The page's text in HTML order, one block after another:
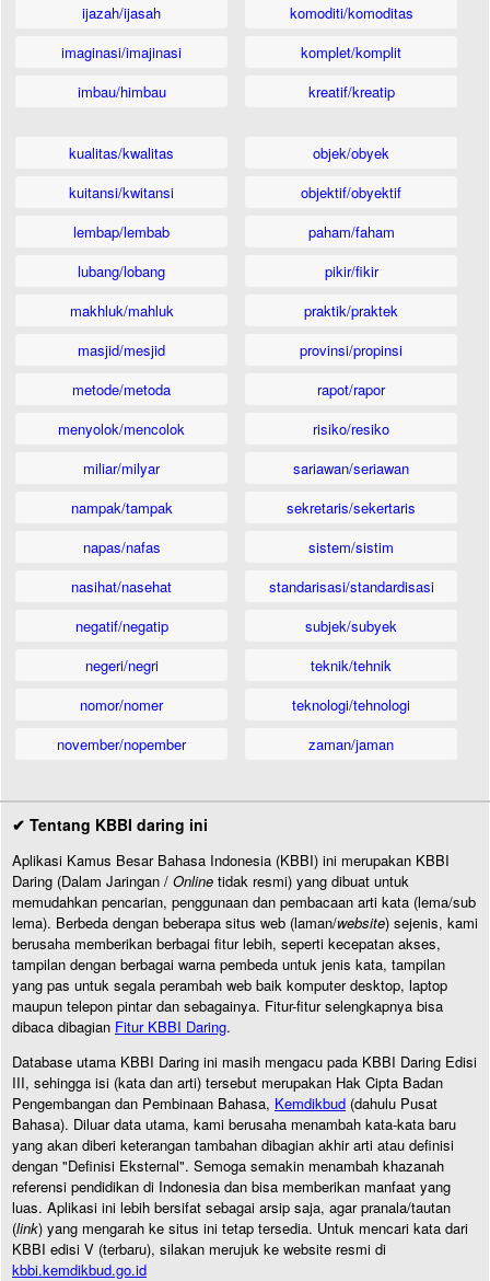
ijazah/ijasah
imaginasi/imajinasi
imbau/himbau
komoditi/komoditas
komplet/komplit
kreatif/kreatip
kualitas/kwalitas
kuitansi/kwitansi
lembap/lembab
lubang/lobang
makhluk/mahluk
masjid/mesjid
metode/metoda
menyolok/mencolok
miliar/milyar
nampak/tampak
napas/nafas
nasihat/nasehat
negatif/negatip
negeri/negri
nomor/nomer
november/nopember
objek/obyek
objektif/obyektif
paham/faham
pikir/fikir
praktik/praktek
provinsi/propinsi
rapot/rapor
risiko/resiko
sariawan/seriawan
sekretaris/sekertaris
sistem/sistim
standarisasi/standardisasi
subjek/subyek
teknik/tehnik
teknologi/tehnologi
zaman/jaman
✔ Tentang KBBI daring ini
Aplikasi Kamus Besar Bahasa Indonesia (KBBI) ini merupakan KBBI
Daring (Dalam Jaringan / Online tidak resmi) yang dibuat untuk
memudahkan pencarian, penggunaan dan pembacaan arti kata (lema/sub
lema). Berbeda dengan beberapa situs web (laman/website) sejenis, kami
berusaha memberikan berbagai fitur lebih, seperti kecepatan akses,
tampilan dengan berbagai warna pembeda untuk jenis kata, tampilan
yang pas untuk segala perambah web baik komputer desktop, laptop
maupun telepon pintar dan sebagainya. Fitur-fitur selengkapnya bisa
dibaca dibagian Fitur KBBI Daring.
Database utama KBBI Daring ini masih mengacu pada KBBI Daring Edisi
III, sehingga isi (kata dan arti) tersebut merupakan Hak Cipta Badan
Pengembangan dan Pembinaan Bahasa, Kemdikbud (dahulu Pusat
Bahasa). Diluar data utama, kami berusaha menambah kata-kata baru
yang akan diberi keterangan tambahan dibagian akhir arti atau definisi
dengan "Definisi Eksternal". Semoga semakin menambah khazanah
referensi pendidikan di Indonesia dan bisa memberikan manfaat yang
luas. Aplikasi ini lebih bersifat sebagai arsip saja, agar pranala/tautan
(link) yang mengarah ke situs ini tetap tersedia. Untuk mencari kata dari
KBBI edisi V (terbaru), silakan merujuk ke website resmi di
kbbi.kemdikbud.go.id